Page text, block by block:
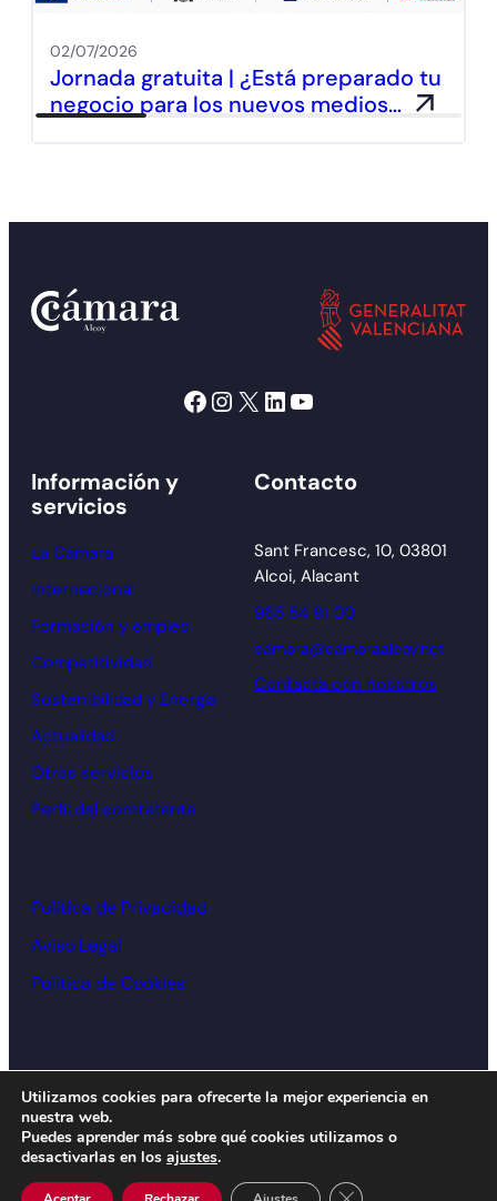
02/07/2026
Jornada gratuita | ¿Está preparado tu
negocio para los nuevos medios…
Facebook Instagram X LinkedIn YouTube
Información y
servicios
La Cámara
Internacional
Formación y empleo
Competitividad
Sostenibilidad y Energía
Actualidad
Otros servicios
Perfil del contratante
Contacto
Sant Francesc, 10, 03801
Alcoi, Alacant
965 54 91 00
camara@camaraalcoy.net
Contacta con nosotros
Política de Privacidad
Aviso Legal
Política de Cookies
Diseño y desarrollo:
Utilizamos cookies para ofrecerte la mejor experiencia en
nuestra web.
Puedes aprender más sobre qué cookies utilizamos o
desactivarlas en los ajustes.
Cerrar el banner de